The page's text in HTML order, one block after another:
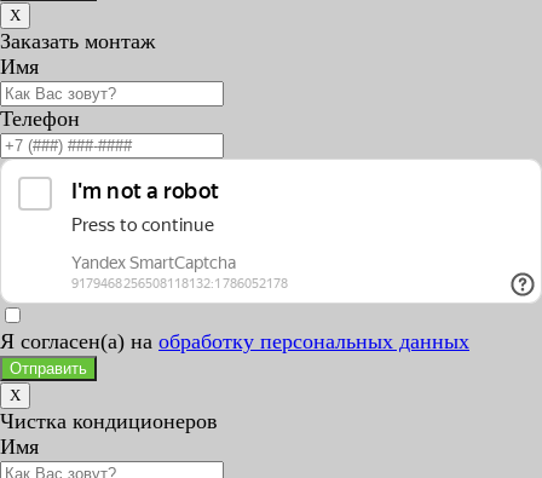
X
Заказать монтаж
Имя
Телефон
Я согласен(а) на обработку персональных данных
Отправить
X
Чистка кондиционеров
Имя